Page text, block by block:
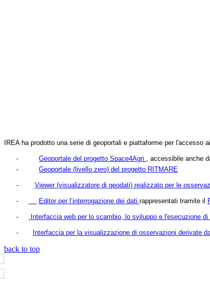
IREA ha prodotto una serie di geoportali e piattaforme per
- Geoportale del progetto Space4Agri
, accessibile anche
-
Geoportale (livello zero) del progetto RITMARE
- Viewer (visualizzatore di geodati) realizzato per le
- Editor per l’interrogazione dei dati rappresentati tramite il
- Interfaccia web per lo scambio, lo sviluppo e l'esecuzione
- Interfaccia per la visualizzazione di osservazioni derivate
back to top